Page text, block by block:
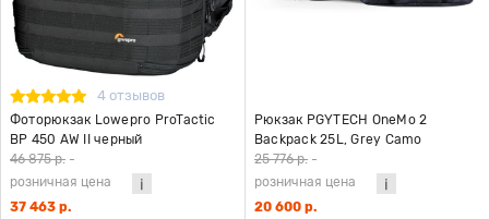
4 отзывов
Фоторюкзак Lowepro ProTactic
BP 450 AW II черный
46 875 р. -
розничная цена
37 463 р.
Рюкзак PGYTECH OneMo 2
Backpack 25L, Grey Camo
25 776 р. -
розничная цена
20 600 р.